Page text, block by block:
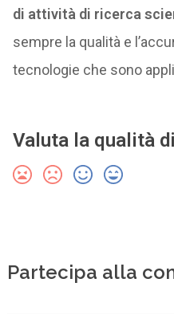
di attività di ricerca
sempre la qualità e
tecnologie che sono
Valuta la qualità
Partecipa alla